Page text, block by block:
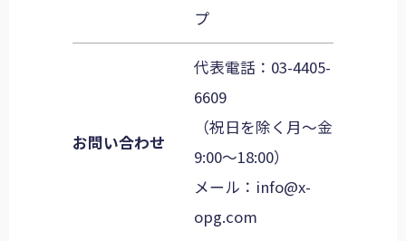
プ
お問い合わせ
代表電話： 03-4405-
6609
（祝日を除く月〜金
9:00〜18:00）
メール： info@x-
opg.com